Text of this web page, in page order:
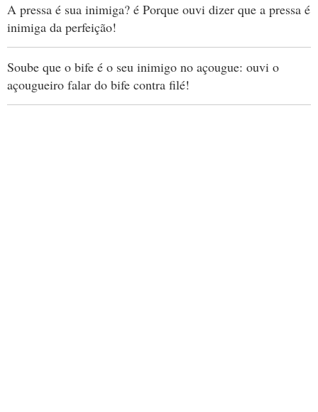
A pressa é sua inimiga? é Porque ouvi dizer que a pressa é
inimiga da perfeição!
Soube que o bife é o seu inimigo no açougue: ouvi o
açougueiro falar do bife contra filé!